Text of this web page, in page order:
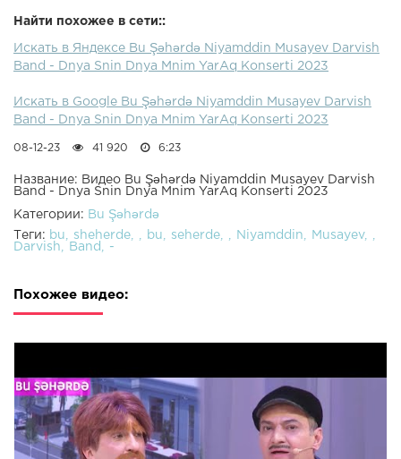
Найти похожее в сети::
Искать в Яндексе Bu Şəhərdə Niyamddin Musayev Darvish
Band - Dnya Snin Dnya Mnim YarAq Konserti 2023
Искать в Google Bu Şəhərdə Niyamddin Musayev Darvish
Band - Dnya Snin Dnya Mnim YarAq Konserti 2023
08-12-23 41 920 6:23
Название: Видео Bu Şəhərdə Niyamddin Musayev Darvish
Band - Dnya Snin Dnya Mnim YarAq Konserti 2023
Категории: Bu Şəhərdə
Теги: bu sheherde bu seherde Niyamddin
Musayev
Darvish
Band -
Похожее видео: